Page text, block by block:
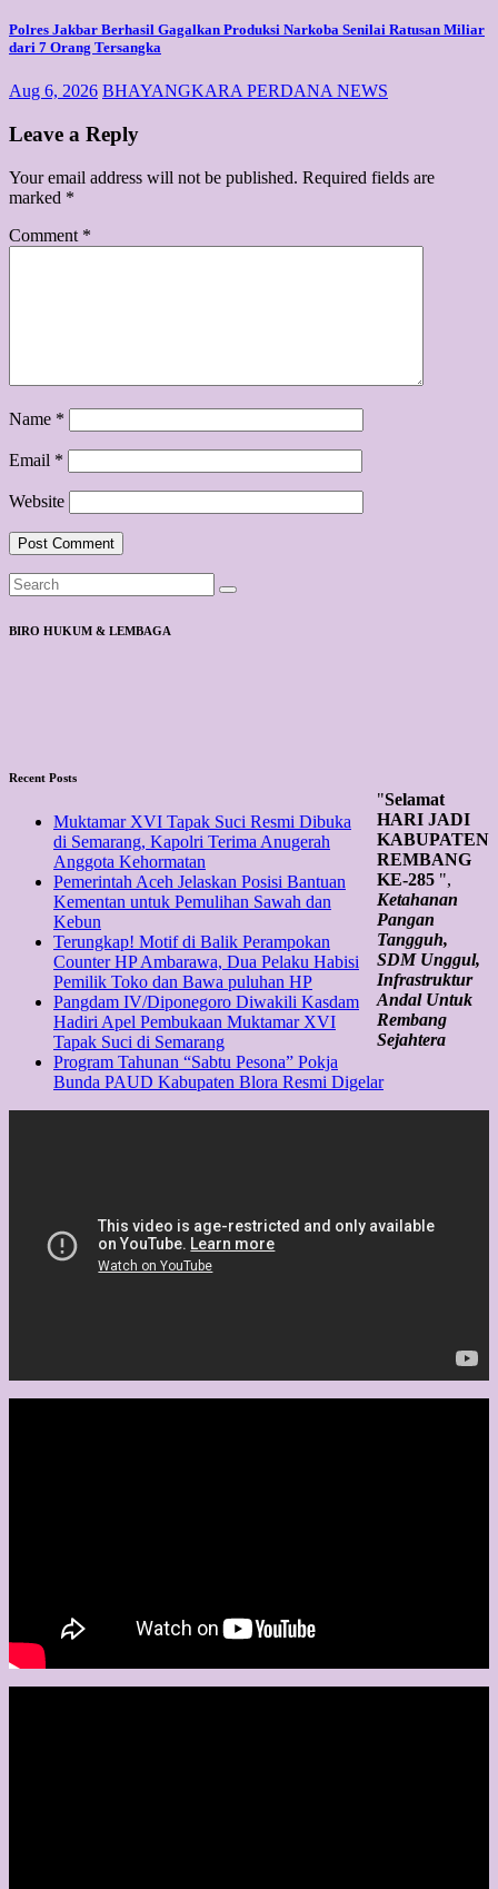
Polres Jakbar Berhasil Gagalkan Produksi Narkoba Senilai Ratusan Miliar
dari 7 Orang Tersangka
Aug 6, 2026 BHAYANGKARA PERDANA NEWS
Leave a Reply
Your email address will not be published. Required fields are
marked *
Comment *
Name *
Email *
Website
BIRO HUKUM & LEMBAGA
"Selamat
HARI JADI
KABUPATEN
REMBANG
KE-285 ",
Ketahanan
Pangan
Tangguh,
SDM Unggul,
Infrastruktur
Andal Untuk
Rembang
Sejahtera
Recent Posts
Muktamar XVI Tapak Suci Resmi Dibuka
di Semarang, Kapolri Terima Anugerah
Anggota Kehormatan
Pemerintah Aceh Jelaskan Posisi Bantuan
Kementan untuk Pemulihan Sawah dan
Kebun
Terungkap! Motif di Balik Perampokan
Counter HP Ambarawa, Dua Pelaku Habisi
Pemilik Toko dan Bawa puluhan HP
Pangdam IV/Diponegoro Diwakili Kasdam
Hadiri Apel Pembukaan Muktamar XVI
Tapak Suci di Semarang
Program Tahunan “Sabtu Pesona” Pokja
Bunda PAUD Kabupaten Blora Resmi Digelar